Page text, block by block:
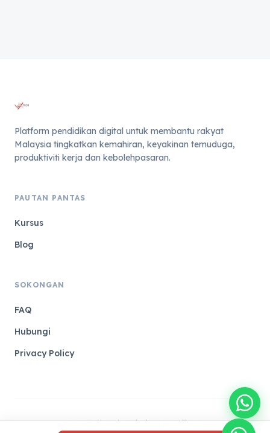
Platform pendidikan digital untuk membantu rakyat
Malaysia tingkatkan kemahiran, keyakinan temuduga,
produktiviti kerja dan kebolehpasaran.
PAUTAN PANTAS
Kursus
Blog
SOKONGAN
FAQ
Hubungi
Privacy Policy
© 2026 Vixtech. Hak cipta terpelihara.